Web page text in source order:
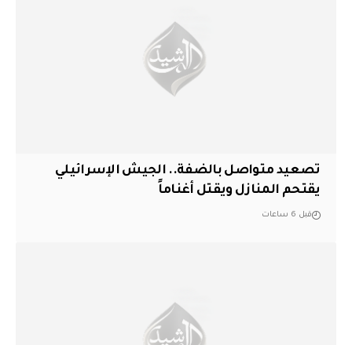
تصعيد متواصل بالضفة.. الجيش الإسرائيلي
يقتحم المنازل ويقتل أغناماً
قبل 6 ساعات